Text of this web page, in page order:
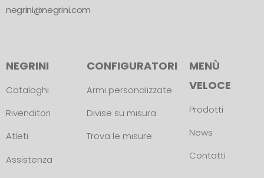
negrini@negrini.com
NEGRINI
Cataloghi
Rivenditori
Atleti
Assistenza
CONFIGURATORI
Armi personalizzate
Divise su misura
Trova le misure
MENÙ
VELOCE
Prodotti
News
Contatti